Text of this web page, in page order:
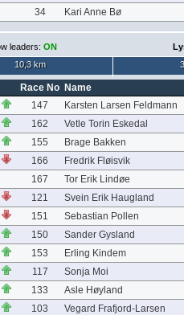
34 Kari Anne Bø
leaders: ON
10,3 km
Race No Name
147
Karsten Larsen Feldmann
162
Vetle Torin Eskedal
155
Brage Bakken
166
Fredrik Fløisvik
167
Tor Erik Lindøe
121
Svein Erik Haugland
151
Sebastian Pollen
150
Sander Gysland
153
Erling Kindem
117
Sonja Moi
133
Asle Høyland
103
Vegard Frafjord-Larsen